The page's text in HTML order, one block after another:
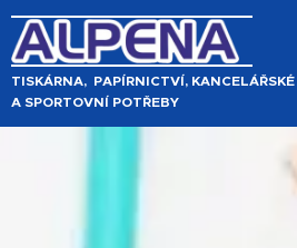
TISKÁRNA, PAPÍRNICTVÍ, KANCELÁŘSKÉ
A SPORTOVNÍ POTŘEBY